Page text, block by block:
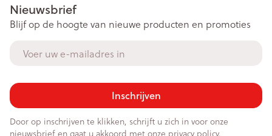
Nieuwsbrief
Blijf op de hoogte van nieuwe producten en promoties
Inschrijven
Door op inschrijven te klikken, schrijft u zich in voor onze
nieuwsbrief en gaat u akkoord met onze privacy policy.